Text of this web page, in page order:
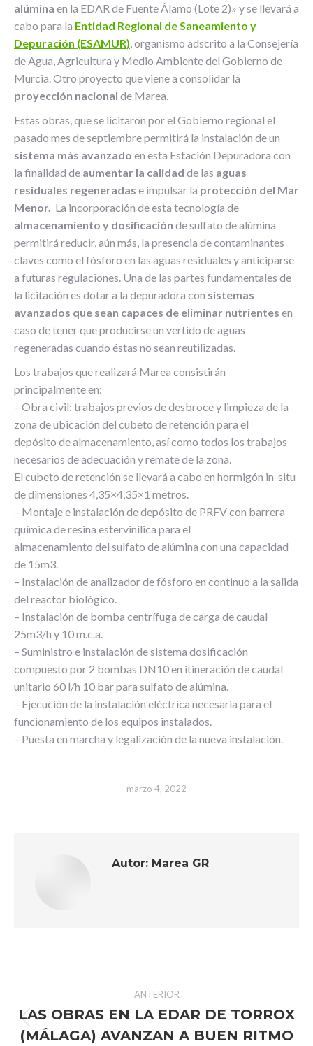
alúmina en la EDAR de Fuente Álamo (Lote 2)» y se llevará a
cabo para la Entidad Regional de Saneamiento y
Depuración (ESAMUR), organismo adscrito a la Consejería
de Agua, Agricultura y Medio Ambiente del Gobierno de
Murcia. Otro proyecto que viene a consolidar la
proyección nacional de Marea.
Estas obras, que se licitaron por el Gobierno regional el
pasado mes de septiembre permitirá la instalación de un
sistema más avanzado en esta Estación Depuradora con
la finalidad de aumentar la calidad de las aguas
residuales regeneradas e impulsar la protección del Mar
Menor. La incorporación de esta tecnología de
almacenamiento y dosificación de sulfato de alúmina
permitirá reducir, aún más, la presencia de contaminantes
claves como el fósforo en las aguas residuales y anticiparse
a futuras regulaciones. Una de las partes fundamentales de
la licitación es dotar a la depuradora con sistemas
avanzados que sean capaces de eliminar nutrientes en
caso de tener que producirse un vertido de aguas
regeneradas cuando éstas no sean reutilizadas.
Los trabajos que realizará Marea consistirán
principalmente en:
– Obra civil: trabajos previos de desbroce y limpieza de la
zona de ubicación del cubeto de retención para el
depósito de almacenamiento, así como todos los trabajos
necesarios de adecuación y remate de la zona.
El cubeto de retención se llevará a cabo en hormigón in-situ
de dimensiones 4,35×4,35×1 metros.
– Montaje e instalación de depósito de PRFV con barrera
química de resina estervinílica para el
almacenamiento del sulfato de alúmina con una capacidad
de 15m3.
– Instalación de analizador de fósforo en continuo a la salida
del reactor biológico.
– Instalación de bomba centrífuga de carga de caudal
25m3/h y 10 m.c.a.
– Suministro e instalación de sistema dosificación
compuesto por 2 bombas DN10 en itineración de caudal
unitario 60 l/h 10 bar para sulfato de alúmina.
– Ejecución de la instalación eléctrica necesaria para el
funcionamiento de los equipos instalados.
– Puesta en marcha y legalización de la nueva instalación.
marzo 4, 2022
Autor: Marea GR
Navegación
entre
ANTERIOR
anterior:
LAS OBRAS EN LA EDAR DE TORROX
(MÁLAGA) AVANZAN A BUEN RITMO